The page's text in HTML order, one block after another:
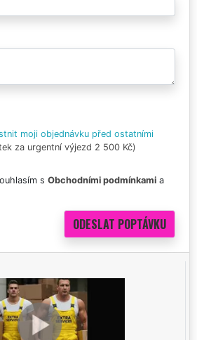
moji objednávku před ostatními
za urgentní výjezd 2 500 Kč)
s Obchodními podmínkami a